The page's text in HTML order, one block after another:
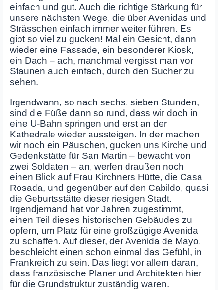
einfach und gut. Auch die richtige Stärkung für
unsere nächsten Wege, die über Avenidas und
Strässchen einfach immer weiter führen. Es
gibt so viel zu gucken! Mal ein Gesicht, dann
wieder eine Fassade, ein besonderer Kiosk,
ein Dach – ach, manchmal vergisst man vor
Staunen auch einfach, durch den Sucher zu
sehen.
Irgendwann, so nach sechs, sieben Stunden,
sind die Füße dann so rund, dass wir doch in
eine U-Bahn springen und erst an der
Kathedrale wieder aussteigen. In der machen
wir noch ein Päuschen, gucken uns Kirche und
Gedenkstätte für San Martin – bewacht von
zwei Soldaten – an, werfen draußen noch
einen Blick auf Frau Kirchners Hütte, die Casa
Rosada, und gegenüber auf den Cabildo, quasi
die Geburtsstätte dieser riesigen Stadt.
Irgendjemand hat vor Jahren zugestimmt,
einen Teil dieses historischen Gebäudes zu
opfern, um Platz für eine großzügige Avenida
zu schaffen. Auf dieser, der Avenida de Mayo,
beschleicht einen schon einmal das Gefühl, in
Frankreich zu sein. Das liegt vor allem daran,
dass französische Planer und Architekten hier
für die Grundstruktur zuständig waren.